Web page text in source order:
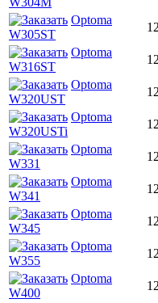
Optoma
W305ST
Optoma
W316ST
Optoma
W320UST
Optoma
W320USTi
Optoma
W331
Optoma
W341
Optoma
W345
Optoma
W355
Optoma
W400